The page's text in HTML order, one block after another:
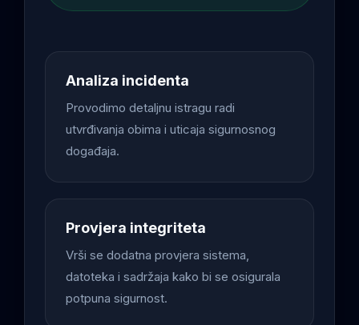
Analiza incidenta
Provodimo detaljnu istragu radi
utvrđivanja obima i uticaja sigurnosnog
događaja.
Provjera integriteta
Vrši se dodatna provjera sistema,
datoteka i sadržaja kako bi se osigurala
potpuna sigurnost.